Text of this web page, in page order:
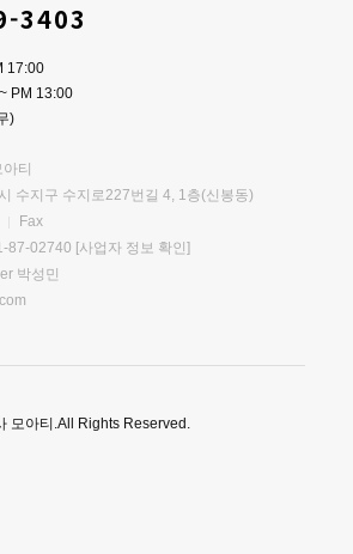
3403
17:00
PM 13:00
)
티
수지구 수지로227번길 4, 1층(신봉동)
Fax
87-02740 [사업자 정보 확인]
박성민
모아티.All Rights Reserved.